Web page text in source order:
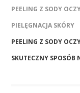
PEELING Z SODY
PIELĘGNACJA SKÓRY
PEELING Z SODY
SKUTECZNY SPOSÓB